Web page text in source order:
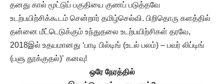
தனது கால் மூட்டுப் பகுதியை குணப் படுத்தவே
உடற்பயிற்சிக்கூடம் சென்றார் தமிழ்செல்வி. பிறிதொரு களத்தில்
தன்னை மீட்டெடுக்கும் உந்துதலை உடற்பயிற்சிகள் தரவே,
2018இல் உதயமானது ‘பாடி பில்டிங் (உடல் பலம்) – பவர் லிப்டிங்
(பளு தூக்குதல்)’ கனவு!
ஒரே நேரத்தில்